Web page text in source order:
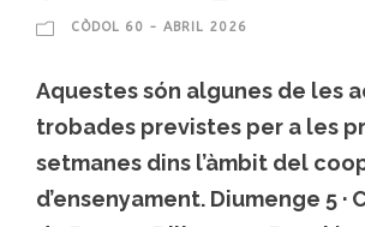
CÒDOL 60 - ABRIL 2026
Aquestes són algunes de les
trobades previstes per a les
setmanes dins l’àmbit del
d’ensenyament. Diumenge 5 ·